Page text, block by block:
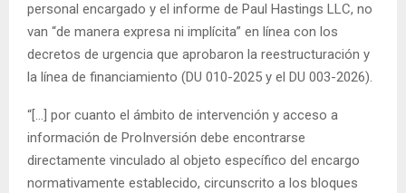
personal encargado y el informe de Paul Hastings LLC, no
van “de manera expresa ni implícita” en línea con los
decretos de urgencia que aprobaron la reestructuración y
la línea de financiamiento (DU 010-2025 y el DU 003-2026).
“[…] por cuanto el ámbito de intervención y acceso a
información de ProInversión debe encontrarse
directamente vinculado al objeto específico del encargo
normativamente establecido, circunscrito a los bloques